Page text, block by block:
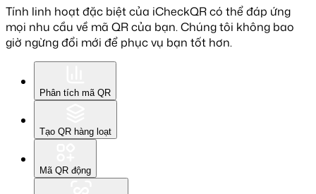
Tính linh hoạt đặc biệt của iCheckQR có thể đáp ứng
mọi nhu cầu về mã QR của bạn. Chúng tôi không bao
giờ ngừng đổi mới để phục vụ bạn tốt hơn.
Phân tích mã QR
Tạo QR hàng loạt
Mã QR động